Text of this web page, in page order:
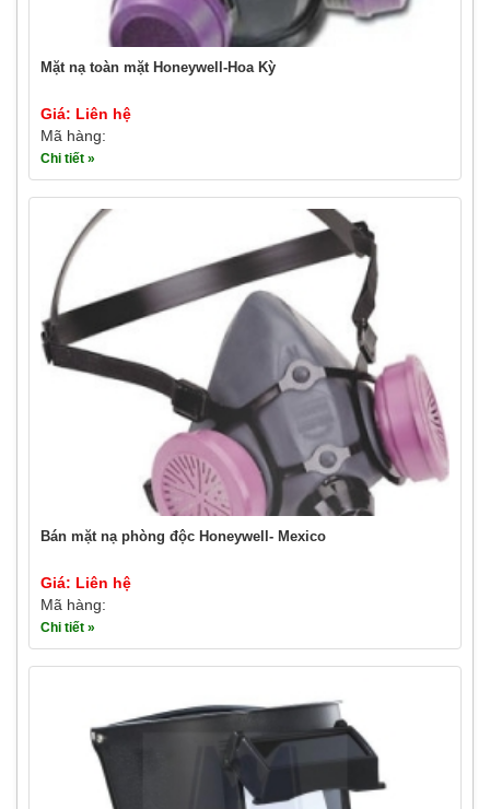
Mặt nạ toàn mặt Honeywell-Hoa Kỳ
Giá: Liên hệ
Mã hàng:
Chi tiết »
Bán mặt nạ phòng độc Honeywell- Mexico
Giá: Liên hệ
Mã hàng:
Chi tiết »